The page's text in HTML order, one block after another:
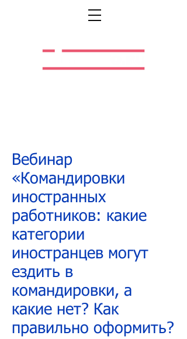
Вебинар
«Командировки
иностранных
работников: какие
категории
иностранцев могут
ездить в
командировки, а
какие нет? Как
правильно оформить?